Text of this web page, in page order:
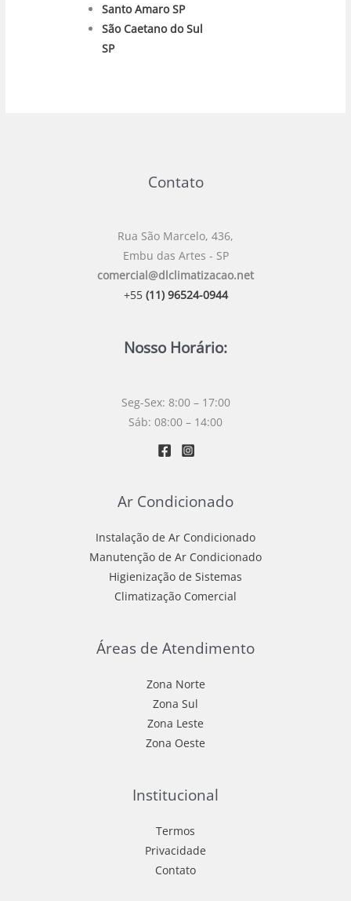
Santo Amaro SP
São Caetano do Sul
SP
Contato
Rua São Marcelo, 436,
Embu das Artes - SP
comercial@dlclimatizacao.net
+55 (11) 96524-0944
Nosso Horário:
Seg-Sex: 8:00 – 17:00
Sáb: 08:00 – 14:00
Ar Condicionado
Instalação de Ar Condicionado
Manutenção de Ar Condicionado
Higienização de Sistemas
Climatização Comercial
Áreas de Atendimento
Zona Norte
Zona Sul
Zona Leste
Zona Oeste
Institucional
Termos
Privacidade
Contato